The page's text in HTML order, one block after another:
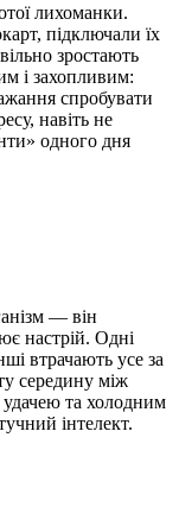
лихоманки.
підключали їх
зростають
і захопливим:
спробувати
навіть не
одного дня
— він
настрій. Одні
втрачають усе за
середину між
удачею та холодним
інтелект.